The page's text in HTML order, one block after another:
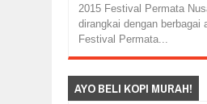
2015 Festival Permata
dirangkai dengan berbagai
Festival Permata...
AYO BELI KOPI MURAH!